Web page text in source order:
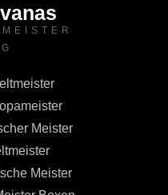
Meister
Meister